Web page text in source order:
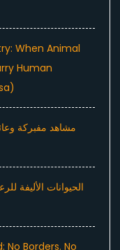
When Animal
Human
مشاهد مفبركة
الحيوانات الأليفة
No Borders. No